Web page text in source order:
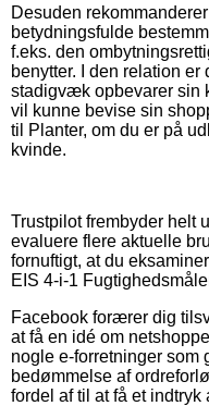
Desuden
betydningsfulde
f.eks. den
benytter. I den relation
stadigvæk opbevarer sin
vil kunne bevise sin
til Planter, om du er på
kvinde.
Trustpilot frembyder helt
evaluere flere aktuelle
fornuftigt, at du
EIS 4-i-1
Facebook forærer dig
at få en idé om
nogle e-forretninger som
bedømmelse af
fordel af til at få et